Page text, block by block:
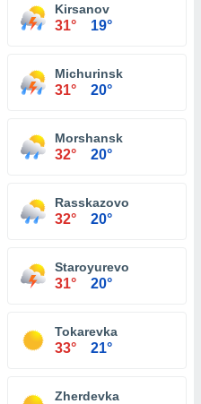
Kirsanov
31° 19°
Michurinsk
31° 20°
Morshansk
32° 20°
Rasskazovo
32° 20°
Staroyurevo
31° 20°
Tokarevka
33° 21°
Zherdevka